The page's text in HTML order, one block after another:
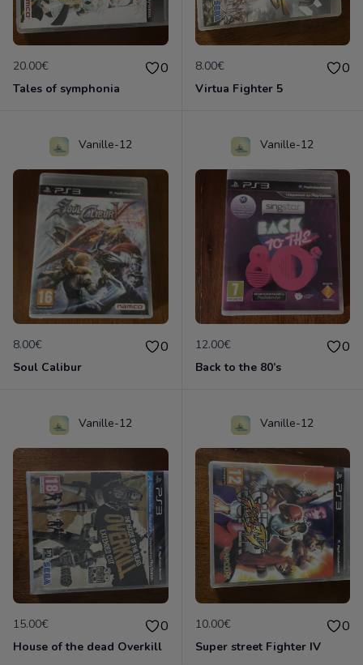
20.00€ 0
Tales of symphonia
8.00€ 0
Virtua Fighter 5
Vanille-12
8.00€ 0
Soul Calibur
Vanille-12
12.00€ 0
Back to the 80’s
Vanille-12
15.00€ 0
House of the dead Overkill
Vanille-12
10.00€ 0
Super street Fighter IV